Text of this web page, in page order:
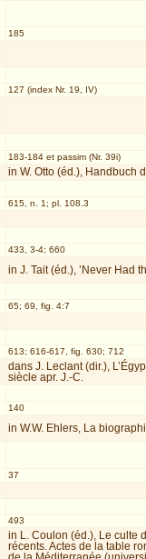
185
127 (index Nr. 19, IV)
183-184 et passim (Nr. 39i)
in W. Otto (éd.), Handbuch
615, n. 1; pl. 108.3
433, 3-4; 660
in J. Tait (éd.), ’Never Had
65; 69, fig. 4:7
613; 616-617, fig. 630; 712
dans J. Leclant (dir.),
siècle apr. J.-C.
140
in W.W. Ehlers, La
37
493
in L. Coulon (éd.), Le culte
récents. Actes de la table